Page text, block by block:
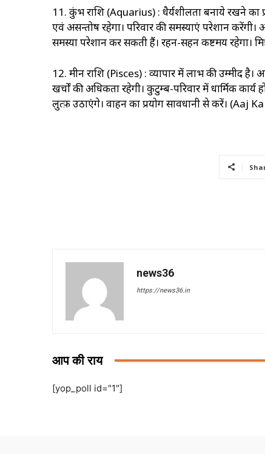
11. कुंभ राशि (Aquarius) : धैर्यशीलता बनाये रखने का
एवं असन्तोष रहेगा। परिवार की समस्याएं परेशान
समस्या परेशान कर सकती हैं। रहन-सहन कष्टमय रहेगा।
12. मीन राशि (Pisces) : व्यापार में लाभ की उम्मीद है।
खर्चों की अधिकता रहेगी। कुटुम्ब-परिवार में धार्मिक
लुत्फ़ उठाएंगे। वाहन का प्रयोग सावधानी से करें।
news36
https://news36.in
आप की राय
[yop_poll id="1"]